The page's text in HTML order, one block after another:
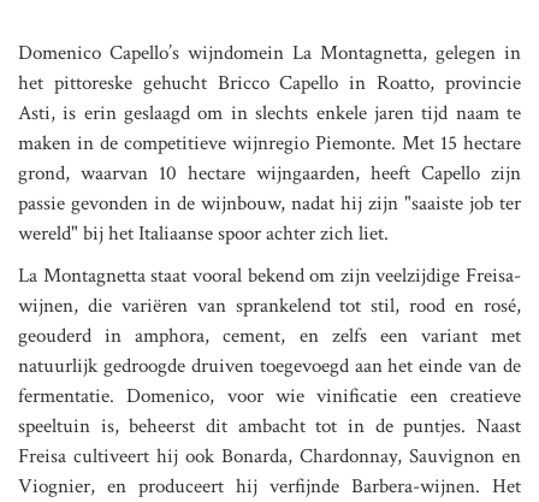
Domenico Capello’s wijndomein La Montagnetta, gelegen in
het pittoreske gehucht Bricco Capello in Roatto, provincie
Asti, is erin geslaagd om in slechts enkele jaren tijd naam te
maken in de competitieve wijnregio Piemonte. Met 15 hectare
grond, waarvan 10 hectare wijngaarden, heeft Capello zijn
passie gevonden in de wijnbouw, nadat hij zijn "saaiste job ter
wereld" bij het Italiaanse spoor achter zich liet.
La Montagnetta staat vooral bekend om zijn veelzijdige Freisa-
wijnen, die variëren van sprankelend tot stil, rood en rosé,
geouderd in amphora, cement, en zelfs een variant met
natuurlijk gedroogde druiven toegevoegd aan het einde van de
fermentatie. Domenico, voor wie vinificatie een creatieve
speeltuin is, beheerst dit ambacht tot in de puntjes. Naast
Freisa cultiveert hij ook Bonarda, Chardonnay, Sauvignon en
Viognier, en produceert hij verfijnde Barbera-wijnen. Het